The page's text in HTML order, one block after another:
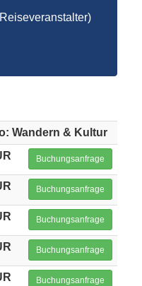
Wandern & Kultur
Buchungsanfrage
Buchungsanfrage
Buchungsanfrage
Buchungsanfrage
Buchungsanfrage